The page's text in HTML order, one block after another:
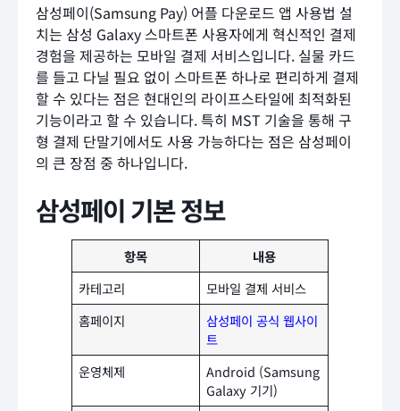
삼성페이(Samsung Pay) 어플 다운로드 앱 사용법 설
치는 삼성 Galaxy 스마트폰 사용자에게 혁신적인 결제
경험을 제공하는 모바일 결제 서비스입니다. 실물 카드
를 들고 다닐 필요 없이 스마트폰 하나로 편리하게 결제
할 수 있다는 점은 현대인의 라이프스타일에 최적화된
기능이라고 할 수 있습니다. 특히 MST 기술을 통해 구
형 결제 단말기에서도 사용 가능하다는 점은 삼성페이
의 큰 장점 중 하나입니다.
삼성페이 기본 정보
항목
내용
카테고리
모바일 결제 서비스
홈페이지
삼성페이 공식 웹사이
트
운영체제
Android (Samsung
Galaxy 기기)